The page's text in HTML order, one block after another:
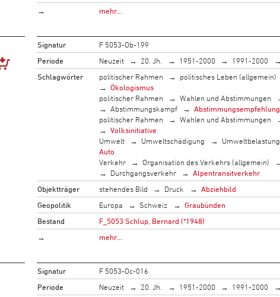
→
mehr…
Signatur
F 5053-Ob-199
Periode
Neuzeit 20. Jh. 1951-2000 1991-2000
Schlagwörter
politischer Rahmen politisches Leben (allgemein)
Ökologismus
politischer Rahmen
Wahlen und Abstimmungen
Abstimmungskampf
Abstimmungsempfehlung
politischer Rahmen
Wahlen und Abstimmungen
Volksinitiative
Umwelt
Umweltschädigung Umweltbelastung
Auto
Verkehr
Organisation des Verkehrs (allgemein)
Durchgangsverkehr
Alpentransitverkehr
Objektträger
stehendes Bild Druck
Abziehbild
Geopolitik
Europa Schweiz
Graubünden
Bestand
F_5053 Schlup, Bernard (*1948)
→
mehr…
Signatur
F 5053-Oc-016
Periode
Neuzeit 20. Jh. 1951-2000 1991-2000